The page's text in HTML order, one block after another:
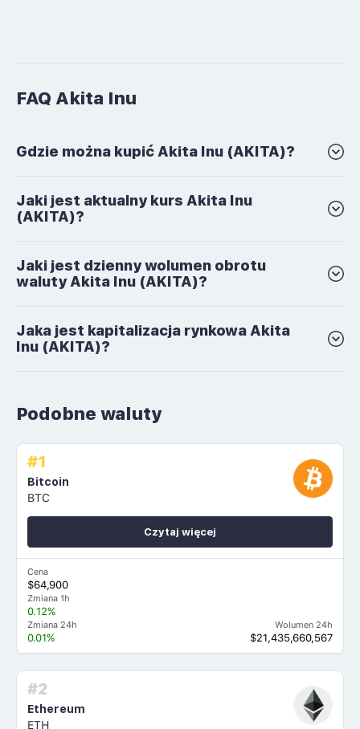
FAQ Akita Inu
Gdzie można kupić Akita Inu (AKITA)?
Jaki jest aktualny kurs Akita Inu
(AKITA)?
Jaki jest dzienny wolumen obrotu
waluty Akita Inu (AKITA)?
Jaka jest kapitalizacja rynkowa Akita
Inu (AKITA)?
Podobne waluty
#1
Bitcoin
BTC
Cena
$64,900
Zmiana 1h
0.12%
Zmiana 24h
0.01%
Wolumen 24h
$21,435,660,567
Czytaj więcej
#2
Ethereum
ETH